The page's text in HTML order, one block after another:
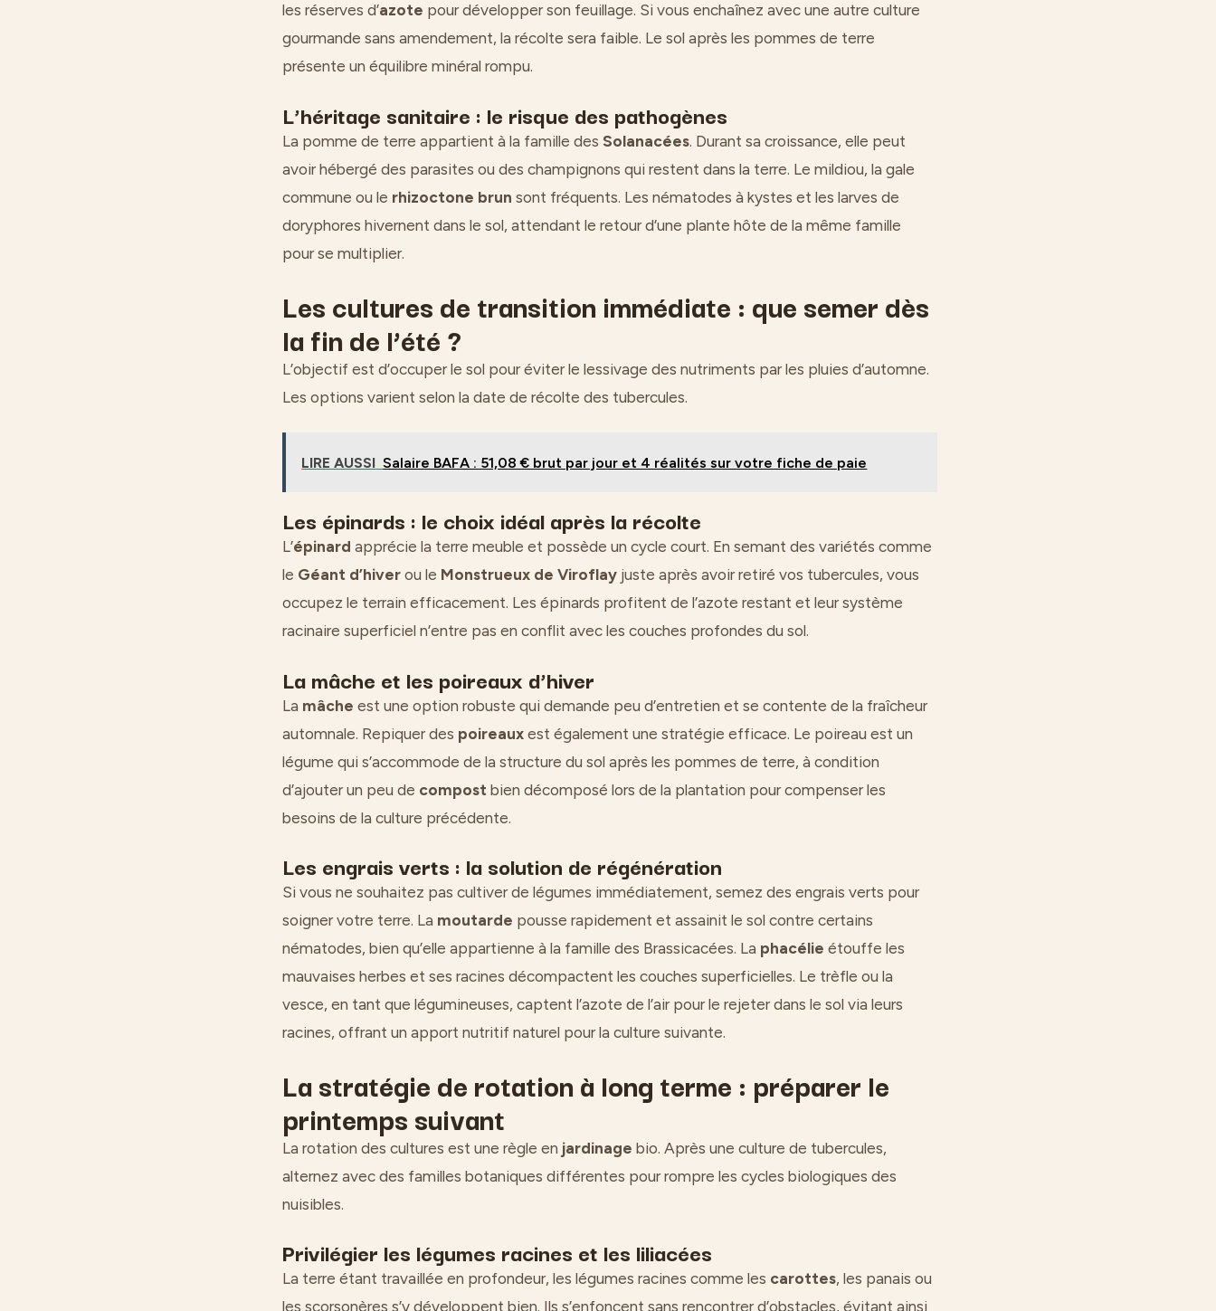
les réserves d’azote pour développer son feuillage. Si vous enchaînez avec une autre culture
gourmande sans amendement, la récolte sera faible. Le sol après les pommes de terre
présente un équilibre minéral rompu.
L’héritage sanitaire : le risque des pathogènes
La pomme de terre appartient à la famille des Solanacées. Durant sa croissance, elle peut
avoir hébergé des parasites ou des champignons qui restent dans la terre. Le mildiou, la gale
commune ou le rhizoctone brun sont fréquents. Les nématodes à kystes et les larves de
doryphores hivernent dans le sol, attendant le retour d’une plante hôte de la même famille
pour se multiplier.
Les cultures de transition immédiate : que semer dès
la fin de l’été ?
L’objectif est d’occuper le sol pour éviter le lessivage des nutriments par les pluies d’automne.
Les options varient selon la date de récolte des tubercules.
LIRE AUSSI Salaire BAFA : 51,08 € brut par jour et 4 réalités sur votre fiche de paie
Les épinards : le choix idéal après la récolte
L’épinard apprécie la terre meuble et possède un cycle court. En semant des variétés comme
le Géant d’hiver ou le Monstrueux de Viroflay juste après avoir retiré vos tubercules, vous
occupez le terrain efficacement. Les épinards profitent de l’azote restant et leur système
racinaire superficiel n’entre pas en conflit avec les couches profondes du sol.
La mâche et les poireaux d’hiver
La mâche est une option robuste qui demande peu d’entretien et se contente de la fraîcheur
automnale. Repiquer des poireaux est également une stratégie efficace. Le poireau est un
légume qui s’accommode de la structure du sol après les pommes de terre, à condition
d’ajouter un peu de compost bien décomposé lors de la plantation pour compenser les
besoins de la culture précédente.
Les engrais verts : la solution de régénération
Si vous ne souhaitez pas cultiver de légumes immédiatement, semez des engrais verts pour
soigner votre terre. La moutarde pousse rapidement et assainit le sol contre certains
nématodes, bien qu’elle appartienne à la famille des Brassicacées. La phacélie étouffe les
mauvaises herbes et ses racines décompactent les couches superficielles. Le trèfle ou la
vesce, en tant que légumineuses, captent l’azote de l’air pour le rejeter dans le sol via leurs
racines, offrant un apport nutritif naturel pour la culture suivante.
La stratégie de rotation à long terme : préparer le
printemps suivant
La rotation des cultures est une règle en jardinage bio. Après une culture de tubercules,
alternez avec des familles botaniques différentes pour rompre les cycles biologiques des
nuisibles.
Privilégier les légumes racines et les liliacées
La terre étant travaillée en profondeur, les légumes racines comme les carottes, les panais ou
les scorsonères s’y développent bien. Ils s’enfoncent sans rencontrer d’obstacles, évitant ainsi